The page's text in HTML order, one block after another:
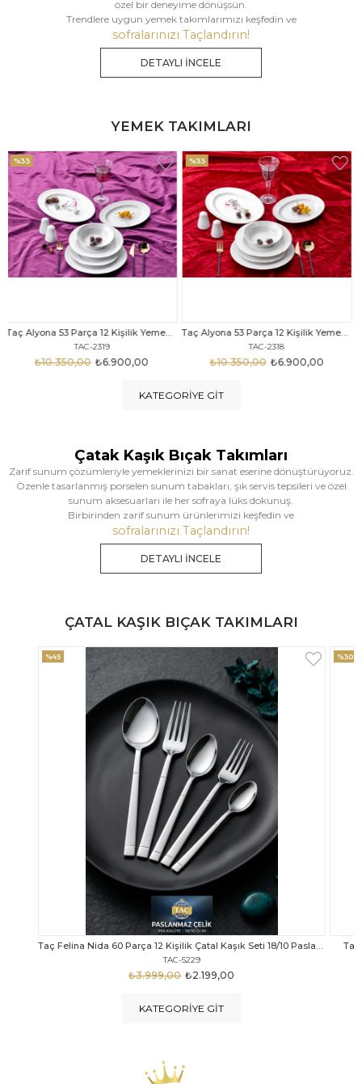
özel bir deneyime dönüşsün.
Trendlere uygun yemek takımlarımızı keşfedin ve
sofralarınızı Taçlandırın!
DETAYLI İNCELE
YEMEK TAKIMLARI
Taç Alyona 53 Parça 12 Kişilik Yemek Takımı Gold
TAC-2318
₺6.900,00
₺10.350,00
%33
Taç Eliza Alyona 53 Parça 12 Kişilik Yemek Takımı Platin
TAC-2316
₺9.499,00
₺12.669,00
%25
KATEGORIYE GIT
Çatak Kaşık Bıçak Takımları
Zarif sunum çözümleriyle yemeklerinizi bir sanat eserine dönüştürüyoruz.
Özenle tasarlanmış porselen sunum tabakları, şık servis tepsileri ve özel
sunum aksesuarları ile her sofraya lüks dokunuş.
Birbirinden zarif sunum ürünlerimizi keşfedin ve
sofralarınızı Taçlandırın!
DETAYLI İNCELE
ÇATAL KAŞIK BIÇAK TAKIMLARI
Taç Calista Tivoli 72 Parça 12 Kişilik Çatal Kaşık Bıçak Seti
TAC-5040
₺2.999,00
₺4.289,00
%30
Taç
%33
KATEGORIYE GIT